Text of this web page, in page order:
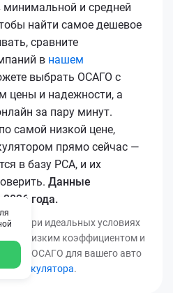
минимальной и средней
найти самое дешевое
сравните
в нашем
выбрать ОСАГО с
цены и надежности, а
за пару минут.
самой низкой цене,
прямо сейчас —
в базу РСА, и их
Данные
2026 года.
при идеальных условиях
с низким коэффициентом и
ОСАГО для вашего авто
калькулятора.